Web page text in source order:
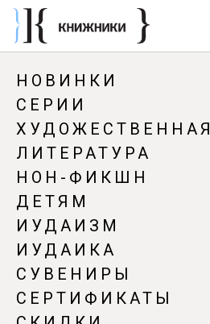
НОВИНКИ
СЕРИИ
ХУДОЖЕСТВЕННАЯ
ЛИТЕРАТУРА
НОН-ФИКШН
ДЕТЯМ
ИУДАИЗМ
ИУДАИКА
СУВЕНИРЫ
СЕРТИФИКАТЫ